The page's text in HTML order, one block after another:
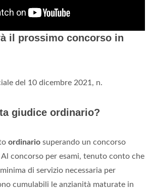
il prossimo concorso in
del 10 dicembre 2021, n.
giudice ordinario?
ordinario superando un concorso
concorso per esami, tenuto conto che
di servizio necessaria per
cumulabili le anzianità maturate in